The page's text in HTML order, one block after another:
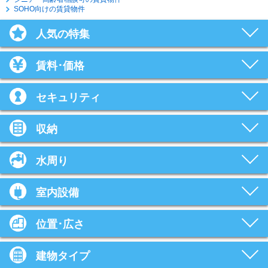
SOHO向けの賃貸物件
人気の特集
賃料･価格
セキュリティ
収納
水周り
室内設備
位置･広さ
建物タイプ